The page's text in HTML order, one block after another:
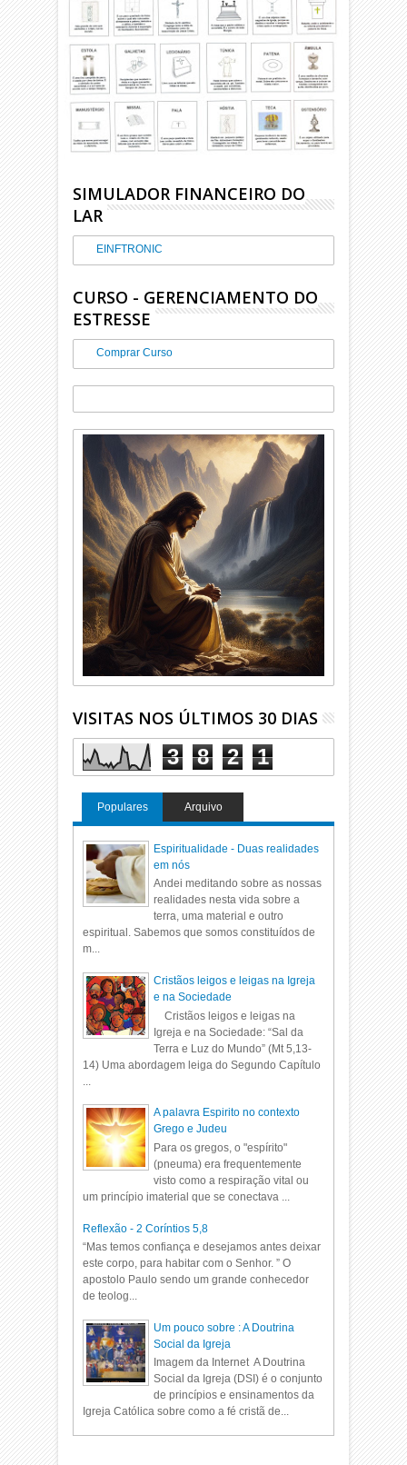
SIMULADOR FINANCEIRO DO
LAR
EINFTRONIC
CURSO - GERENCIAMENTO DO
ESTRESSE
Comprar Curso
VISITAS NOS ÚLTIMOS 30 DIAS
3 8 2 1
Populares Arquivo
Espiritualidade - Duas realidades
em nós
Andei meditando sobre as nossas
realidades nesta vida sobre a
terra, uma material e outro
espiritual. Sabemos que somos constituídos de
m...
Cristãos leigos e leigas na Igreja
e na Sociedade
Cristãos leigos e leigas na
Igreja e na Sociedade: “Sal da
Terra e Luz do Mundo” (Mt 5,13-
14) Uma abordagem leiga do Segundo Capítulo
A palavra Espirito no contexto
Grego e Judeu
Para os gregos, o "espírito"
(pneuma) era frequentemente
visto como a respiração vital ou
um princípio imaterial que se conectava ...
Reflexão - 2 Coríntios 5,8
“Mas temos confiança e desejamos antes deixar
este corpo, para habitar com o Senhor. ” O
apostolo Paulo sendo um grande conhecedor
de teolog...
Um pouco sobre : A Doutrina
Social da Igreja
Imagem da Internet A Doutrina
Social da Igreja (DSI) é o conjunto
de princípios e ensinamentos da
Igreja Católica sobre como a fé cristã de...